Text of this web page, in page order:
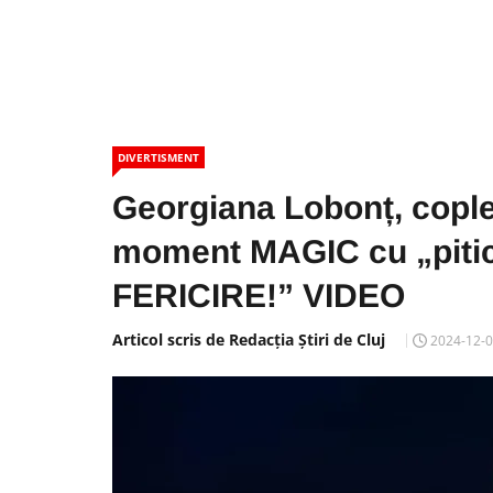
DIVERTISMENT
Georgiana Lobonț,
moment MAGIC cu
FERICIRE!” VIDEO
Articol scris de Redacția Știri de Cluj 2024-12-